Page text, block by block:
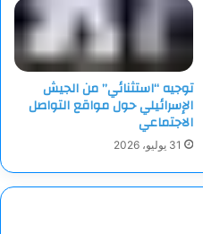
توجيه “استثنائي” من الجيش
الإسرائيلي حول مواقع التواصل
الاجتماعي
31 يوليو، 2026